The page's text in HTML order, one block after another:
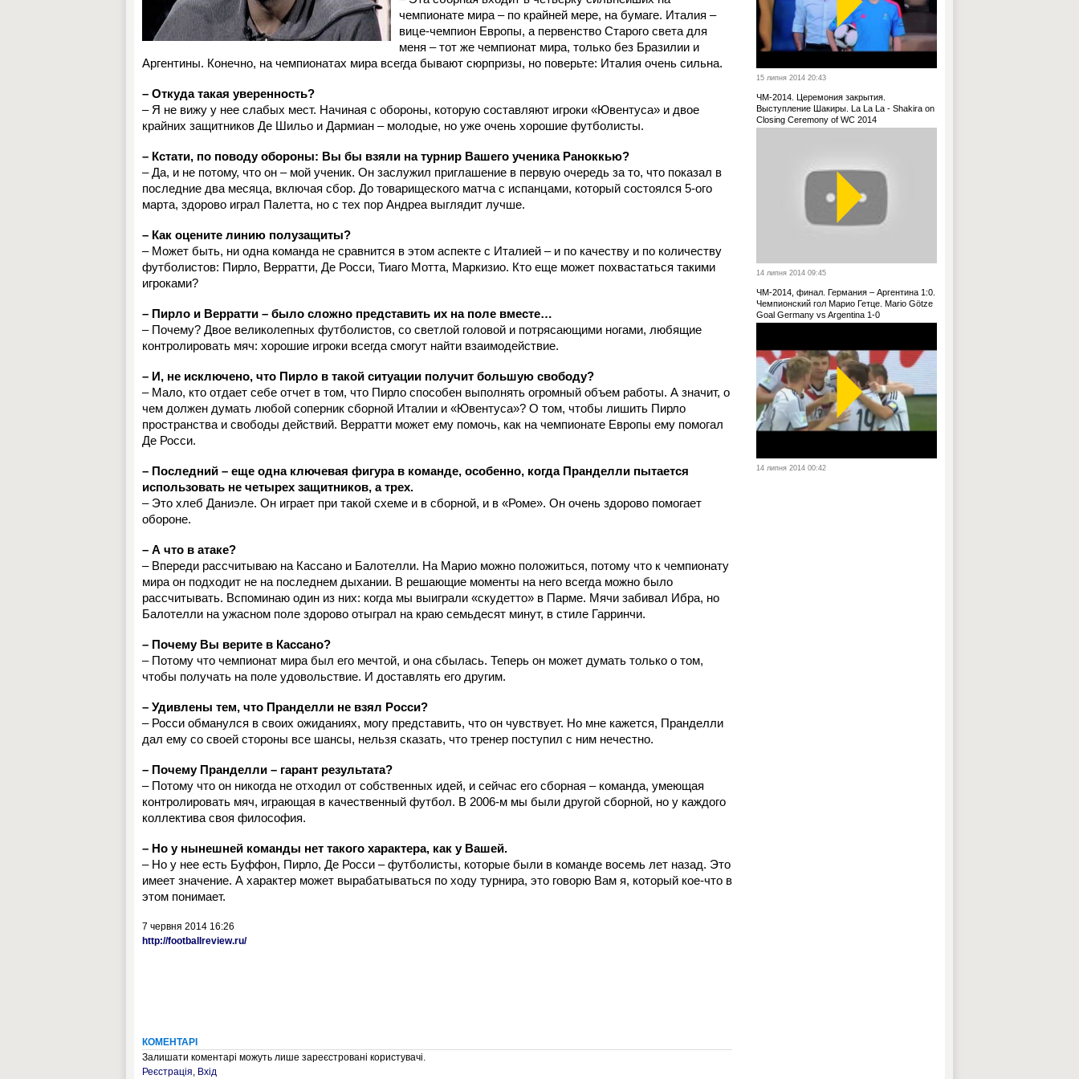
чемпионате мира – по крайней мере, на бумаге. Италия –
вице-чемпион Европы, а первенство Старого света для
меня – тот же чемпионат мира, только без Бразилии и
Аргентины. Конечно, на чемпионатах мира всегда бывают сюрпризы, но поверьте: Италия очень сильна.
– Откуда такая уверенность?
– Я не вижу у нее слабых мест. Начиная с обороны, которую составляют игроки «Ювентуса» и двое
крайних защитников Де Шильо и Дармиан – молодые, но уже очень хорошие футболисты.
– Кстати, по поводу обороны: Вы бы взяли на турнир Вашего ученика Раноккью?
– Да, и не потому, что он – мой ученик. Он заслужил приглашение в первую очередь за то, что показал в
последние два месяца, включая сбор. До товарищеского матча с испанцами, который состоялся 5-ого
марта, здорово играл Палетта, но с тех пор Андреа выглядит лучше.
– Как оцените линию полузащиты?
– Может быть, ни одна команда не сравнится в этом аспекте с Италией – и по качеству и по количеству
футболистов: Пирло, Верратти, Де Росси, Тиаго Мотта, Маркизио. Кто еще может похвастаться такими
игроками?
– Пирло и Верратти – было сложно представить их на поле вместе…
– Почему? Двое великолепных футболистов, со светлой головой и потрясающими ногами, любящие
контролировать мяч: хорошие игроки всегда смогут найти взаимодействие.
– И, не исключено, что Пирло в такой ситуации получит большую свободу?
– Мало, кто отдает себе отчет в том, что Пирло способен выполнять огромный объем работы. А значит, о
чем должен думать любой соперник сборной Италии и «Ювентуса»? О том, чтобы лишить Пирло
пространства и свободы действий. Верратти может ему помочь, как на чемпионате Европы ему помогал
Де Росси.
– Последний – еще одна ключевая фигура в команде, особенно, когда Пранделли пытается
использовать не четырех защитников, а трех.
– Это хлеб Даниэле. Он играет при такой схеме и в сборной, и в «Роме». Он очень здорово помогает
обороне.
– А что в атаке?
– Впереди рассчитываю на Кассано и Балотелли. На Марио можно положиться, потому что к чемпионату
мира он подходит не на последнем дыхании. В решающие моменты на него всегда можно было
рассчитывать. Вспоминаю один из них: когда мы выиграли «скудетто» в Парме. Мячи забивал Ибра, но
Балотелли на ужасном поле здорово отыграл на краю семьдесят минут, в стиле Гарринчи.
– Почему Вы верите в Кассано?
– Потому что чемпионат мира был его мечтой, и она сбылась. Теперь он может думать только о том,
чтобы получать на поле удовольствие. И доставлять его другим.
– Удивлены тем, что Пранделли не взял Росси?
– Росси обманулся в своих ожиданиях, могу представить, что он чувствует. Но мне кажется, Пранделли
дал ему со своей стороны все шансы, нельзя сказать, что тренер поступил с ним нечестно.
– Почему Пранделли – гарант результата?
– Потому что он никогда не отходил от собственных идей, и сейчас его сборная – команда, умеющая
контролировать мяч, играющая в качественный футбол. В 2006-м мы были другой сборной, но у каждого
коллектива своя философия.
– Но у нынешней команды нет такого характера, как у Вашей.
– Но у нее есть Буффон, Пирло, Де Росси – футболисты, которые были в команде восемь лет назад. Это
имеет значение. А характер может вырабатываться по ходу турнира, это говорю Вам я, который кое-что в
этом понимает.
7 червня 2014 16:26
http://footballreview.ru/
КОМЕНТАРІ
Залишати коментарі можуть лише зареєстровані користувачі.
Реєстрація, Вхід
15 липня 2014 20:43
ЧМ-2014. Церемония закрытия.
Выступление Шакиры. La La La - Shakira on
Closing Ceremony of WC 2014
14 липня 2014 09:45
ЧМ-2014, финал. Германия – Аргентина 1:0.
Чемпионский гол Марио Гетце. Mario Götze
Goal Germany vs Argentina 1-0
14 липня 2014 00:42